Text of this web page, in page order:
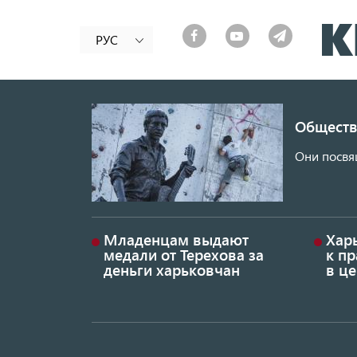
РУС
Они
Младенцам выдают
медали от Терехова за
деньги харьковчан
к
в